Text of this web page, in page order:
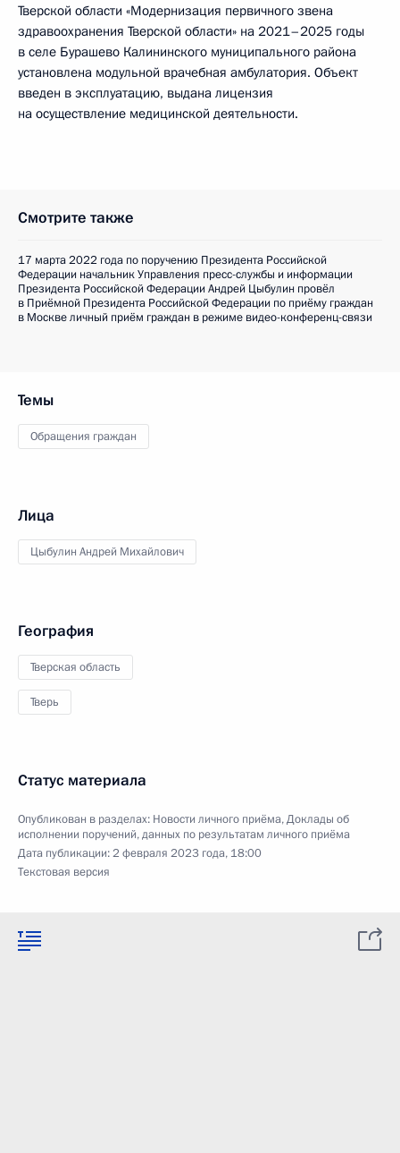
Тверской области «Модернизация первичного звена
здравоохранения Тверской области» на 2021–2025 годы
в селе Бурашево Калининского муниципального района
установлена модульной врачебная амбулатория. Объект
введен в эксплуатацию, выдана лицензия
на осуществление медицинской деятельности.
Смотрите также
17 марта 2022 года по поручению Президента Российской
Федерации начальник Управления пресс-службы и информации
Президента Российской Федерации Андрей Цыбулин провёл
в Приёмной Президента Российской Федерации по приёму граждан
в Москве личный приём граждан в режиме видео-конференц-связи
Темы
Обращения граждан
Лица
Цыбулин Андрей Михайлович
География
Тверская область
Тверь
Статус материала
Опубликован в разделах: Новости личного приёма,Доклады об
исполнении поручений, данных по результатам личного приёма
Дата публикации:2 февраля 2023 года, 18:00
Текстовая версия